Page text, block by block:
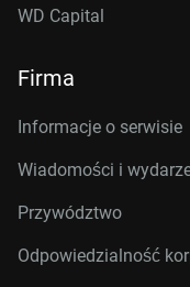
WD Capital
Firma
Informacje o serwisie
Wiadomości i
Przywództwo
Odpowiedzialność